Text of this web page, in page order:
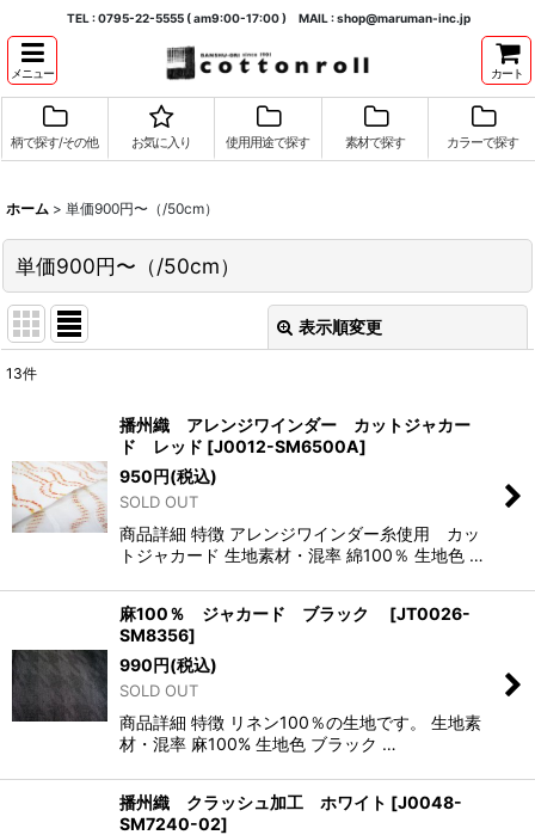
TEL : 0795-22-5555 ( am9:00-17:00 ) MAIL : shop@maruman-inc.jp
メニュー カート
柄で探す/その他 お気に入り 使用用途で探す 素材で探す カラーで探す
ホーム > 単価900円〜（/50cm）
単価900円〜（/50cm）
表示順変更
並び順:
絞り込む
13件
播州織 アレンジワインダー カットジャカー
ド レッド [J0012-SM6500A]
950円(税込)
SOLD OUT
商品詳細 特徴 アレンジワインダー糸使用 カッ
トジャカード 生地素材・混率 綿100％ 生地色 …
麻100％ ジャカード ブラック [JT0026-
SM8356]
990円(税込)
SOLD OUT
商品詳細 特徴 リネン100％の生地です。 生地素
材・混率 麻100% 生地色 ブラック …
播州織 クラッシュ加工 ホワイト [J0048-
SM7240-02]